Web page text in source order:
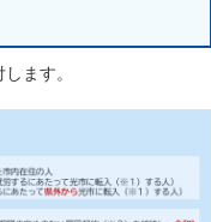
ます。